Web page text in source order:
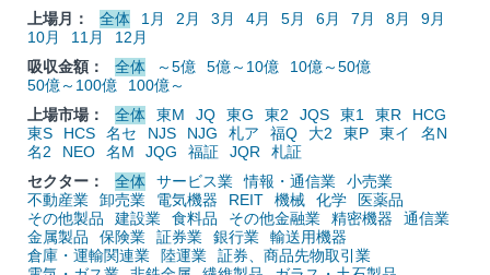
上場月：
全体 1月 2月 3月 4月 5月 6月 7月 8月
9月
10月
11月
12月
吸収金額：
全体 ～5億 5億～10億
10億～50億
50億～100億
100億～
上場市場：
全体 東M JQ 東G 東2 JQS 東1 東R
HCG
東S
HCS 名セ NJS NJG 札ア 福Q 大2 東P 東イ
名N
名2
NEO 名M JQG 福証 JQR
札証
セクター：
全体 サービス業 情報・通信業
小売業
不動産業
卸売業 電気機器 REIT 機械 化学
医薬品
その他製品
建設業 食料品 その他金融業 精密機器
通信業
金属製品
保険業 証券業 銀行業
輸送用機器
倉庫・運輸関連業
陸運業
証券、商品先物取引業